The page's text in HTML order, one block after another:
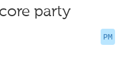
party
PM